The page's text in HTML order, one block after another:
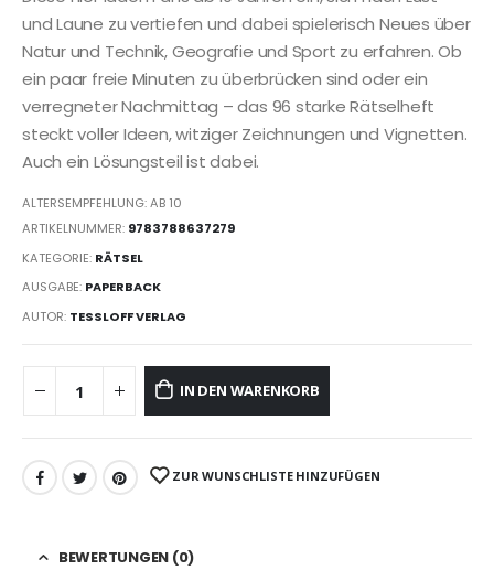
und Laune zu vertiefen und dabei spielerisch Neues über
Natur und Technik, Geografie und Sport zu erfahren. Ob
ein paar freie Minuten zu überbrücken sind oder ein
verregneter Nachmittag – das 96 starke Rätselheft
steckt voller Ideen, witziger Zeichnungen und Vignetten.
Auch ein Lösungsteil ist dabei.
ALTERSEMPFEHLUNG: AB 10
ARTIKELNUMMER: 9783788637279
KATEGORIE: RÄTSEL
AUSGABE: PAPERBACK
AUTOR: TESSLOFF VERLAG
IN DEN WARENKORB
ZUR WUNSCHLISTE HINZUFÜGEN
BEWERTUNGEN (0)